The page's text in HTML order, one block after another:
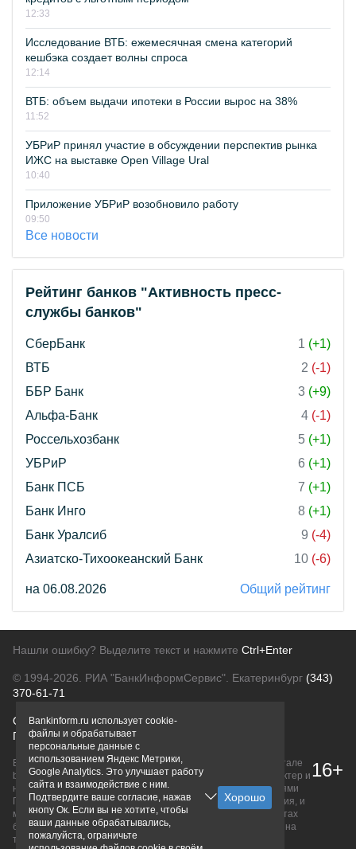
12:33
Исследование ВТБ: ежемесячная смена категорий
кешбэка создает волны спроса
12:14
ВТБ: объем выдачи ипотеки в России вырос на 38%
11:52
УБРиР принял участие в обсуждении перспектив рынка
ИЖС на выставке Open Village Ural
10:40
Приложение УБРиР возобновило работу
09:50
Все новости
Рейтинг банков "Активность пресс-
службы банков"
СберБанк 1 (+1)
ВТБ
2 (-1)
ББР Банк
3 (+9)
Альфа-Банк
4 (-1)
Россельхозбанк
5 (+1)
УБРиР
6 (+1)
Банк ПСБ
7 (+1)
Банк Инго
8 (+1)
Банк Уралсиб
9 (-4)
Азиатско-Тихоокеанский Банк
10 (-6)
на 06.08.2026 Общий рейтинг
Нашли ошибку? Выделите текст и нажмите Ctrl+Enter
© 1994-2026. РИА "БанкИнформСервис". Екатеринбург (343)
370-61-71
О проектеПолитика конфиденциальности
Правовая информацияДля рекламодателей
Вся информация о продуктах банков, размещенная на портале
bankinform.ru, носит исключительно ознакомительный характер и
не является публичной офертой, определяемой положениями
ГК РФ. Информация не содержит точного и полного описания, и
может быть изменена. Конечные условия уточняйте на сайтах
банков или при личном обращении. Исключительное право на
товарные знаки принадлежит их правообладателям.
16+
Bankinform.ru использует cookie-
файлы и обрабатывает
персональные данные с
использованием Яндекс Метрики,
Google Analytics. Это улучшает работу
сайта и взаимодействие с ним.
Подтвердите ваше согласие, нажав
кнопу Ок. Если вы не хотите, чтобы
ваши данные обрабатывались,
пожалуйста, ограничьте